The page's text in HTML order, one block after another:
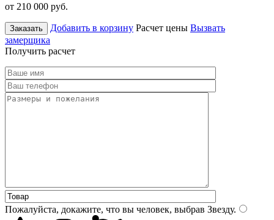
от 210 000 руб.
Заказать Добавить в корзину Расчет цены Вызвать
замерщика
Получить расчет
Пожалуйста, докажите, что вы человек, выбрав Звезду.